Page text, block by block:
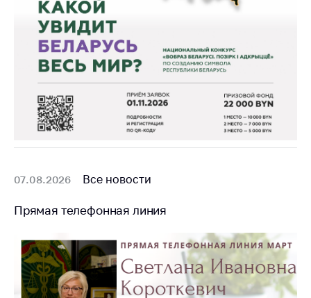
Антимонопольное
регулирование и
конкуренция
Торговля и услуги
Регулирование и
контроль закупок
Защита прав
рекламной
Международное
Применение мер
нетарифного
регулирования
07.08.2026 Все новости
Прямая телефонная линия